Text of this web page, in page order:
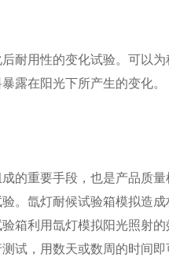
耐用性的变化试验。可以
露在阳光下所产生的变化。
的重要手段，也是产品质
。氙灯耐候试验箱模拟造
箱利用氙灯模拟阳光照射
试，用数天或数周的时间